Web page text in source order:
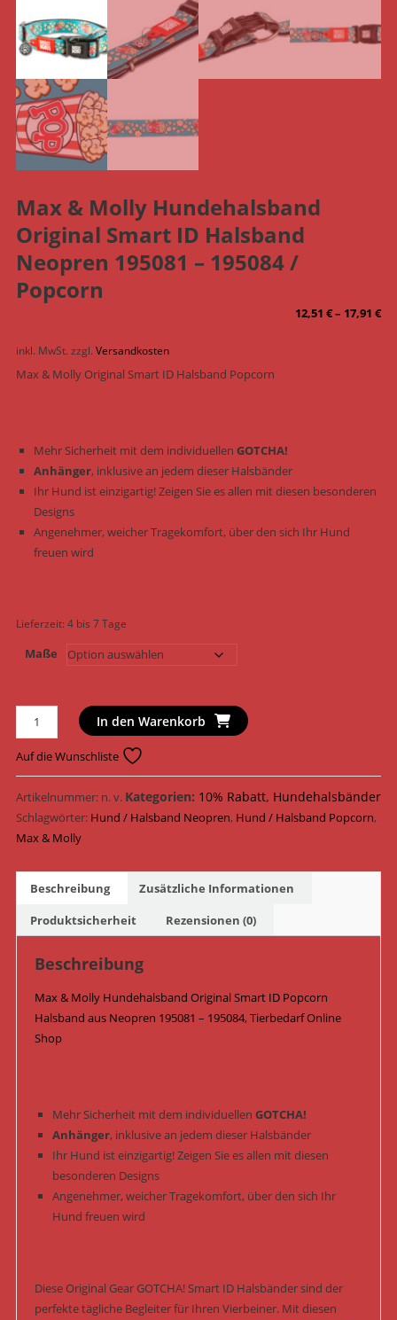
Max & Molly Hundehalsband
Original Smart ID Halsband
Neopren 195081 – 195084 /
Popcorn
12,51€– 17,91€
inkl. MwSt. zzgl. Versandkosten
Max & Molly Original Smart ID Halsband Popcorn
Mehr Sicherheit mit dem individuellen GOTCHA!
Anhänger, inklusive an jedem dieser Halsbänder
Ihr Hund ist einzigartig! Zeigen Sie es allen mit diesen besonderen
Designs
Angenehmer, weicher Tragekomfort, über den sich Ihr Hund
freuen wird
Lieferzeit:4 bis 7 Tage
Maße
Max
&
Molly
Hundehalsband
Original
Smart
ID
Neopren
195081
195084
Menge
In den Warenkorb
Auf die Wunschliste
Artikelnummer: n. v. Kategorien: 10% Rabatt, Hundehalsbänder
Schlagwörter: Hund / Halsband Neopren, Hund / Halsband Popcorn,
Max & Molly
Beschreibung
Zusätzliche Informationen
Produktsicherheit
Rezensionen (0)
Beschreibung
Max & Molly Hundehalsband Original Smart ID Popcorn
Halsband aus Neopren 195081 – 195084, Tierbedarf Online
Shop
Mehr Sicherheit mit dem individuellen GOTCHA!
Anhänger, inklusive an jedem dieser Halsbänder
Ihr Hund ist einzigartig! Zeigen Sie es allen mit diesen
besonderen Designs
Angenehmer, weicher Tragekomfort, über den sich Ihr
Hund freuen wird
Diese Original Gear GOTCHA! Smart ID Halsbänder sind der
perfekte tägliche Begleiter für Ihren Vierbeiner. Mit diesen